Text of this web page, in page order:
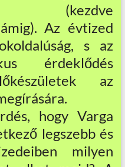
(kezdve
Az évtized
s az
érdeklődés
az
hogy Varga
legszebb és
milyen